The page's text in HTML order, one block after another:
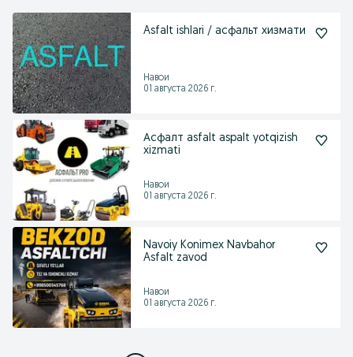
Asfalt ishlari / асфальт хизмати
Навои
01 августа 2026 г.
Асфалт asfalt aspalt yotqizish
xizmati
Навои
01 августа 2026 г.
Navoiy Konimex Navbahor
Asfalt zavod
Навои
01 августа 2026 г.